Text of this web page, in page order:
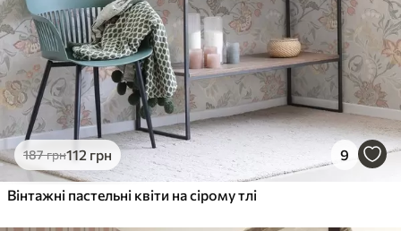
748449грн/м²
Преміум
983590 грн /м²
Преміум Вініл
1133 грн /м²
187грн112 грн 9
Вінтажні пастельні квіти на сірому тлі